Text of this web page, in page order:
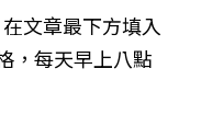
文章最下方填入
，每天早上八點